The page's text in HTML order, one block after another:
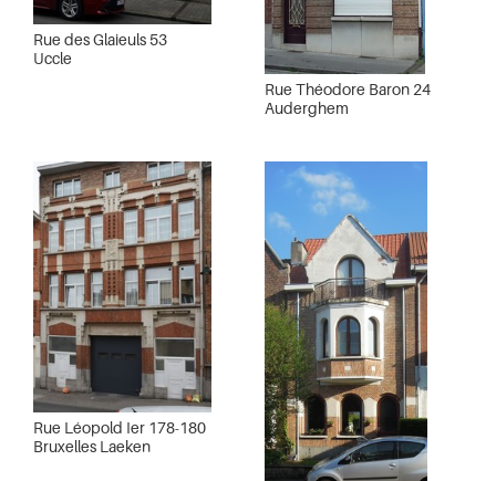
Rue des Glaieuls 53
Uccle
Rue Théodore Baron 24
Auderghem
Rue Léopold Ier 178-180
Bruxelles Laeken